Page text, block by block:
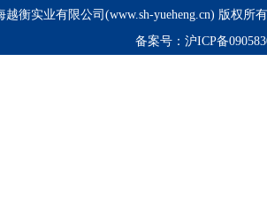
越衡实业有限公司(www.sh-yueheng.cn) 版权所
备案号： 沪ICP备